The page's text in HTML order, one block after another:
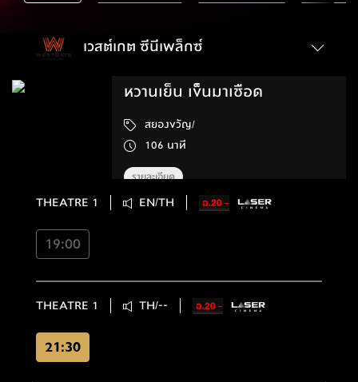
เวสต์เกต ซีนีเพล็กซ์
หวานเย็น เข็นมาเชือด
สยองขวัญ/
106 นาที
รายละเอียด
THEATRE 1 EN/TH
19:00
THEATRE 1 TH/--
21:30